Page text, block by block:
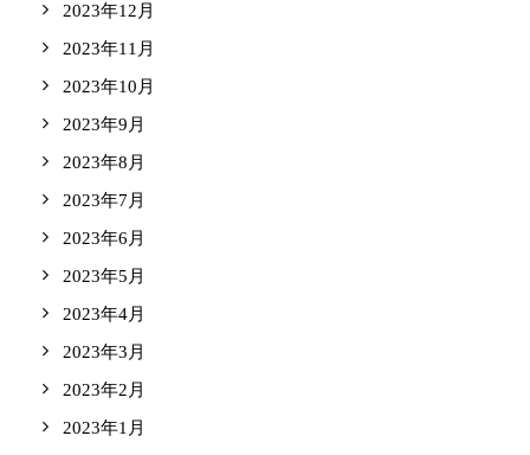
2023年12月
2023年11月
2023年10月
2023年9月
2023年8月
2023年7月
2023年6月
2023年5月
2023年4月
2023年3月
2023年2月
2023年1月